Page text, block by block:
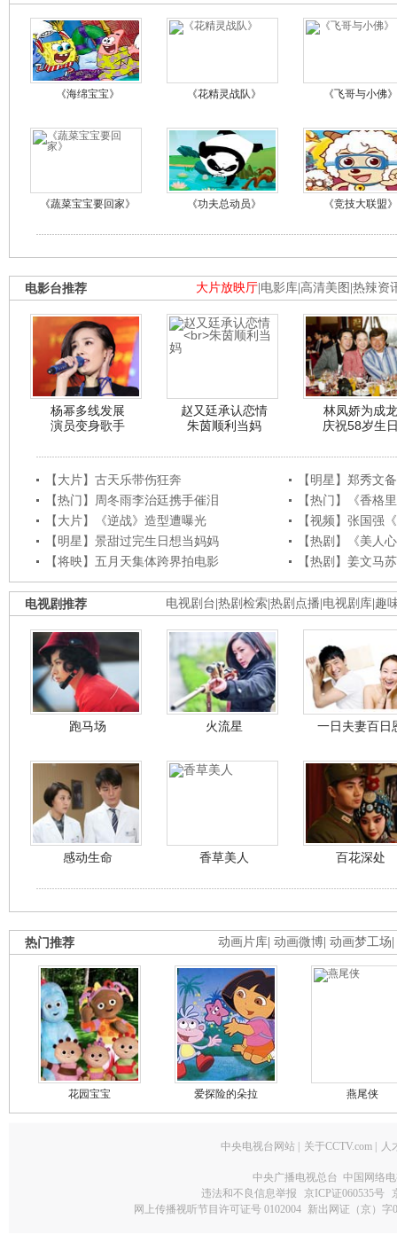
《海绵宝宝》 《花精灵战队》 《飞哥与小佛》
《蔬菜宝宝要回家》 《功夫总动员》 《竞技大联盟》
大片放映厅 电影库 高清美图 热辣资
电影台推荐
杨幂多线发展
演员变身歌手
赵又廷承认恋情
朱茵顺利当妈
林凤娇为成龙
庆祝58岁生
【大片】古天乐带伤狂奔
【明星】郑秀文
【热门】周冬雨李治廷携手催泪
【热门】《香格
【大片】《逆战》造型遭曝光
【视频】张国强
【明星】景甜过完生日想当妈妈
【热剧】《美人
【将映】五月天集体跨界拍电影
【热剧】姜文马
电视剧台 热剧检索 热剧点播 电视剧库 趣
电视剧推荐
跑马场 火流星 一日夫妻百日
感动生命 香草美人 百花深处
动画片库 动画微博 动画梦工场
热门推荐
花园宝宝 爱探险的朵拉 燕尾侠
中央电视台网站 关于CCTV.com 人
中央广播电视总台 中国网络
违法和不良信息举报
京ICP证060535号
网上传播视听节目许可证号 0102004 新出网证（京）